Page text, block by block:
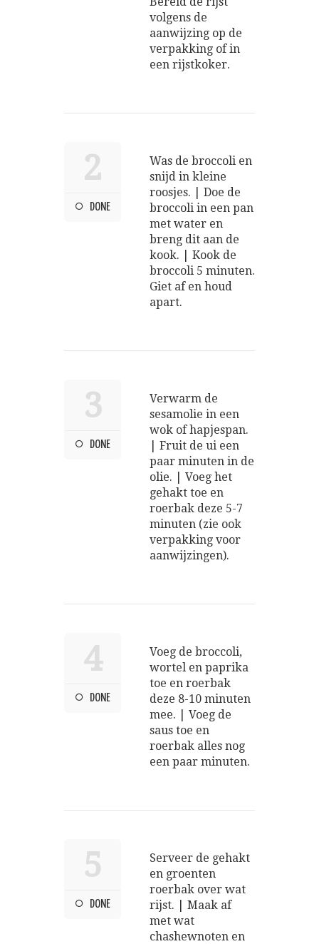
volgens de
aanwijzing op de
verpakking of in
een rijstkoker.
2
DONE
Was de broccoli en
snijd in kleine
roosjes. | Doe de
broccoli in een pan
met water en
breng dit aan de
kook. | Kook de
broccoli 5 minuten.
Giet af en houd
apart.
3
DONE
Verwarm de
sesamolie in een
wok of hapjespan.
| Fruit de ui een
paar minuten in de
olie. | Voeg het
gehakt toe en
roerbak deze 5-7
minuten (zie ook
verpakking voor
aanwijzingen).
4
DONE
Voeg de broccoli,
wortel en paprika
toe en roerbak
deze 8-10 minuten
mee. | Voeg de
saus toe en
roerbak alles nog
een paar minuten.
5
DONE
Serveer de gehakt
en groenten
roerbak over wat
rijst. | Maak af
met wat
chashewnoten en